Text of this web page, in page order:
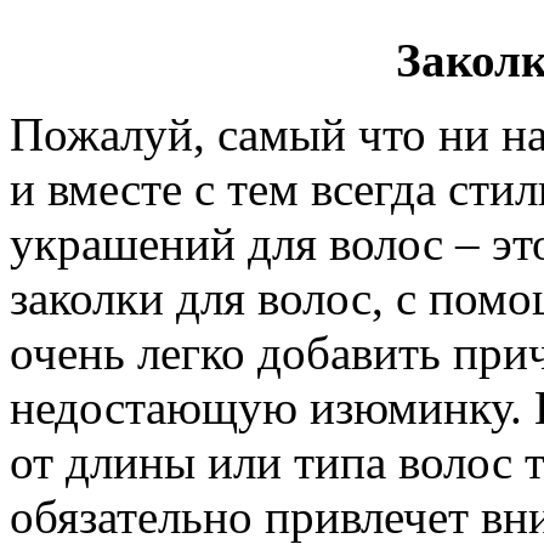
Пожалуй, самый что ни
и вместе с тем всегда
украшений для волос –
заколки для волос, с
очень легко добавить
недостающую изюминку.
от длины или типа волос
обязательно привлечет